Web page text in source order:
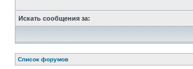
Искать сообщения за:
Список форумов